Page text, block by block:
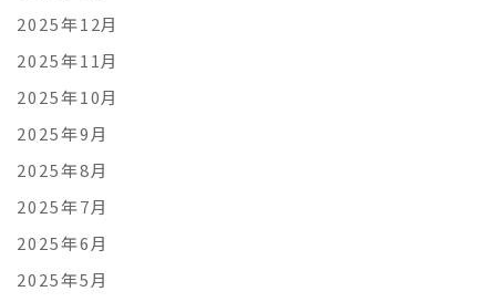
2025年12月
2025年11月
2025年10月
2025年9月
2025年8月
2025年7月
2025年6月
2025年5月